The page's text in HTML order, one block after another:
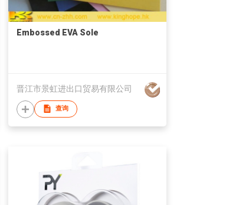
Embossed EVA Sole
晋江市景虹进出口贸易有限公司
查询